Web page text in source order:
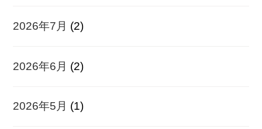
2026年7月 (2)
2026年6月 (2)
2026年5月 (1)